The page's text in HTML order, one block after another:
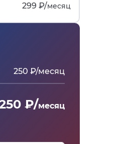
299 ₽/месяц
250 ₽/месяц
₽/месяц